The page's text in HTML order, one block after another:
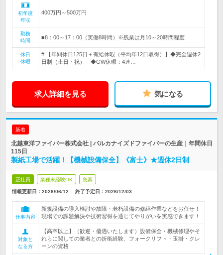
初年度
年収
400万円～500万円
勤務
時間
■8：00～17：00（実働8時間）※残業は月10～20時間程度
休日
休暇
# 【年間休日125日＋有給休暇（平均年12日取得）】◆完全週休2
日制（土日・祝） ◆GW休暇：4連…
求人詳細を見る 気になる
新着
北越東洋ファイバー株式会社 | バルカナイズドファイバーの生産｜年間休日
115日
製紙工場で活躍！【機械設備保全】《富士》★週休2日制
正社員 業種未経験OK 急募
情報更新日：2026/06/12 終了予定日： 2026/12/03
仕事内容
新規設備の導入検討や故障・老朽設備の修繕作業などをお任せ！
現場での課題解決や技術習得を通じてやりがいを実感できます！
対象と
なる方
【高卒以上】（歓迎・優遇いたします）設備保全・機械修理やそ
れらに関しての業者との折衝経験、フォークリフト・玉掛・クレ
ーンの資格